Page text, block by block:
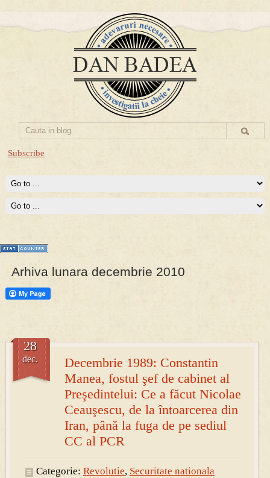
Subscribe
PRESA
Prima mea carte publicata (Nemira)
Averea Presedintelui: prima lucrare despre controversatele
conturi secrete ale Securitatii.
Arhiva lunara decembrie 2010
Decembrie 1989: Constantin
Manea, fostul şef de cabinet al
Preşedintelui: Ce a făcut Nicolae
Ceauşescu, de la întoarcerea din
Iran, până la fuga de pe sediul
CC al PCR
28
dec.
Categorie: Revolutie, Securitate nationala